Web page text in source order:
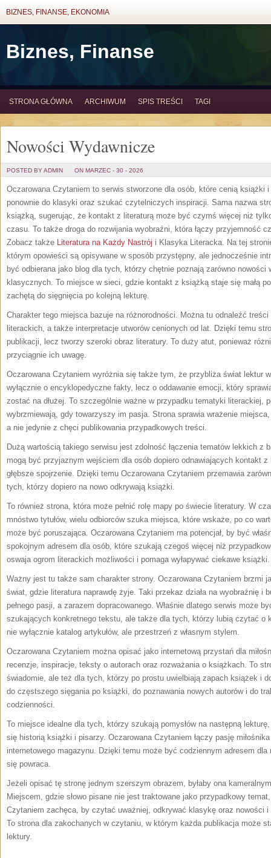
BIZNES, FINANSE, EKONOMIA
Biznes, Finanse
STRONA GŁÓWNA ARCHIWUM SPIS TREŚCI TAGI
Nowości Wydawnicze
POSTED BY ADMIN ON MARZEC - 30 - 2026
Oczarowana Czytaniem to serwis stworzone dla osób, które cenią książki
ponownie do klasyki oraz szukać czytelniczych inspiracji. Sama nazwa
książką, sugerując, że kontakt z literaturą może być czymś więcej niż
czasu. To także droga do rozwijania wyobraźni, która łączy przyjemność
Zobacz także Literatura na Każdy Nastrój i Klasyka Literacka. Na tej
którym opowieści są opisywane w sposób przystępny, ale jednocześnie
być odbierana jako blog dla tych, którzy chętnie poznają zarówno nowości
klasycznych. To miejsce w sieci, gdzie kontakt z książką staje się małą
zachętą do sięgnięcia po kolejną lekturę.
Charakter tego miejsca bazuje na różnorodności. Można tu odnaleźć
literackich, a także interpretacje utworów cenionych od lat. Dzięki temu
publikacji, lecz tworzy szeroki obraz literatury. To duży atut, ponieważ
przyciągnie ich uwagę.
Oczarowana Czytaniem wyróżnia się także tym, że przybliża świat lektur
wyłącznie o encyklopedyczne fakty, lecz o oddawanie emocji, który
zostać na dłużej. To szczególnie ważne w przypadku tematyki literackiej,
wybrzmiewają, gdy towarzyszy im pasja. Strona sprawia wrażenie
a nie jedynie z chęci publikowania przypadkowych treści.
Dużą wartością takiego serwisu jest zdolność łączenia tematów lekkich z
mogą być przyjaznym wejściem dla osób dopiero odnawiających kontakt
głębsze spojrzenie. Dzięki temu Oczarowana Czytaniem przemawia
tych, którzy dopiero na nowo odkrywają książki.
To również strona, która może pełnić rolę mapy po świecie literatury. W
mnóstwo tytułów, wielu odbiorców szuka miejsca, które wskaże, po co
może być poruszająca. Oczarowana Czytaniem ma potencjał, by być
spokojnym adresem dla osób, które szukają czegoś więcej niż
oswaja ogrom literackich możliwości i pomaga wyłapywać ciekawe książki.
Ważny jest tu także sam charakter strony. Oczarowana Czytaniem brzmi
świat, gdzie literatura naprawdę żyje. Taki przekaz działa na wyobraźnię i
pełnego pasji, a zarazem dopracowanego. Właśnie dlatego serwis może
szukających konkretnego tekstu, ale także dla tych, którzy lubią czytać o
nie wyłącznie katalog artykułów, ale przestrzeń z własnym stylem.
Oczarowana Czytaniem można opisać jako internetową przystań dla
recenzje, inspiracje, teksty o autorach oraz rozważania o książkach. To
świadomie, ale też dla tych, którzy po prostu uwielbiają zapach książek i
do częstszego sięgania po książki, do poznawania nowych autorów i do
codzienności.
To miejsce idealne dla tych, którzy szukają pomysłów na następną
się historią książki i pisarzy. Oczarowana Czytaniem łączy pasję
internetowego magazynu. Dzięki temu może być codziennym adresem
się powraca.
Jeżeli opisać tę stronę jednym szerszym obrazem, byłaby ona
Miejscem, gdzie słowo pisane nie jest traktowane jako przypadkowy
Czytaniem zachęca, by czytać uważniej, odkrywać klasykę oraz nowości
To strona dla zakochanych w czytaniu, w którym każda publikacja może
lektury.